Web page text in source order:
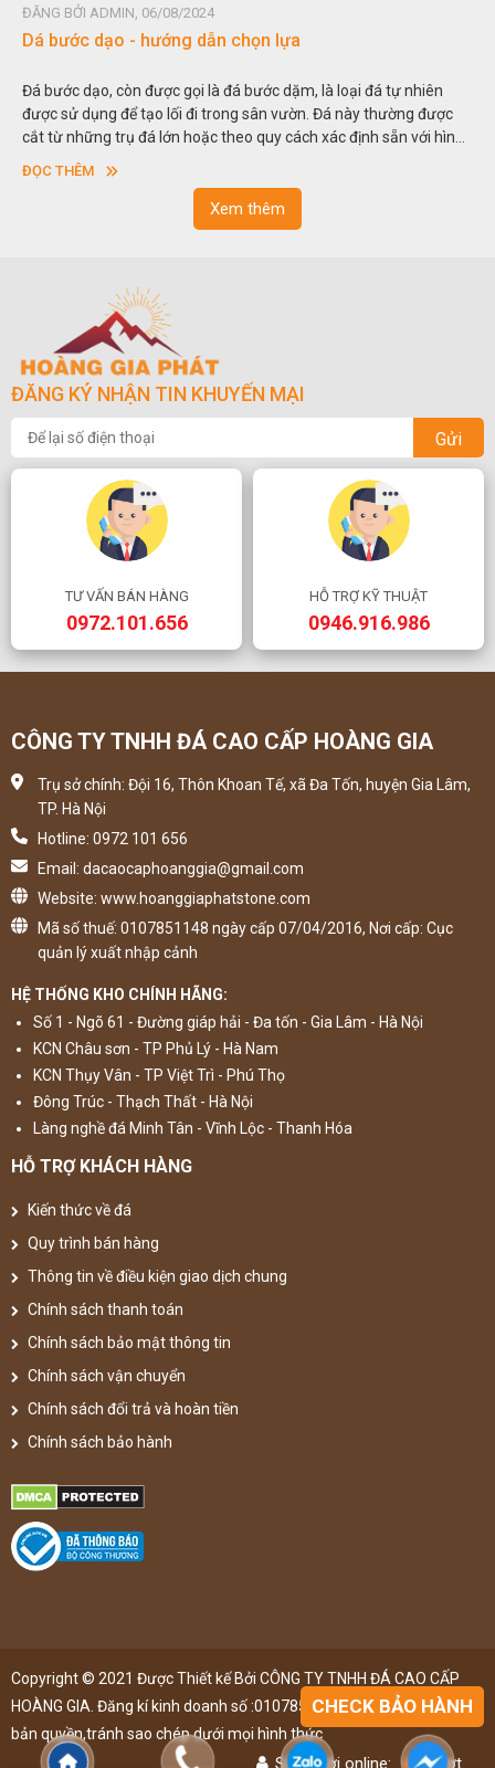
ĐĂNG BỞI ADMIN, 06/08/2024
Dá bước dạo - hướng dẫn chọn lựa
Đá bước dạo, còn được gọi là đá bước dặm, là loại đá tự nhiên
được sử dụng để tạo lối đi trong sân vườn. Đá này thường được
cắt từ những trụ đá lớn hoặc theo quy cách xác định sẵn với hình
vuông hoặc hình chữ nhật và có độ dày khác nhau.
ĐỌC THÊM
Xem thêm
ĐĂNG KÝ NHẬN TIN KHUYẾN MẠI
Gửi
TƯ VẤN BÁN HÀNG
0972.101.656
HỖ TRỢ KỸ THUẬT
0946.916.986
CÔNG TY TNHH ĐÁ CAO CẤP HOÀNG GIA
Trụ sở chính: Đội 16, Thôn Khoan Tế, xã Đa Tốn, huyện Gia Lâm,
TP. Hà Nội
Hotline: 0972 101 656
Email: dacaocaphoanggia@gmail.com
Website: www.hoanggiaphatstone.com
Mã số thuế: 0107851148 ngày cấp 07/04/2016, Nơi cấp: Cục
quản lý xuất nhập cảnh
HỆ THỐNG KHO CHÍNH HÃNG:
Số 1 - Ngõ 61 - Đường giáp hải - Đa tốn - Gia Lâm - Hà Nội
KCN Châu sơn - TP Phủ Lý - Hà Nam
KCN Thụy Vân - TP Việt Trì - Phú Thọ
Đông Trúc - Thạch Thất - Hà Nội
Làng nghề đá Minh Tân - Vĩnh Lộc - Thanh Hóa
HỖ TRỢ KHÁCH HÀNG
Kiến thức về đá
Quy trình bán hàng
Thông tin về điều kiện giao dịch chung
Chính sách thanh toán
Chính sách bảo mật thông tin
Chính sách vận chuyển
Chính sách đổi trả và hoàn tiền
Chính sách bảo hành
Copyright © 2021 Được Thiết kế Bởi CÔNG TY TNHH ĐÁ CAO CẤP
HOÀNG GIA. Đăng kí kinh doanh số :0107851148 ,đã được đăng kí
bản quyền,tránh sao chép dưới mọi hình thức
Số người online: 49 lượt
CHECK BẢO HÀNH